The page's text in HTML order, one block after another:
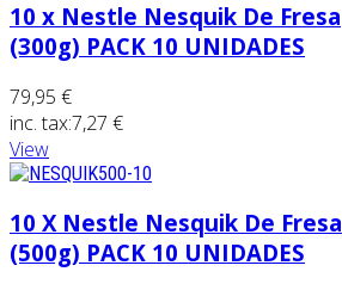
10 x Nestle Nesquik De Fresa
(300g) PACK 10 UNIDADES
79,95 €
inc. tax:7,27 €
View
10 X Nestle Nesquik De Fresa
(500g) PACK 10 UNIDADES